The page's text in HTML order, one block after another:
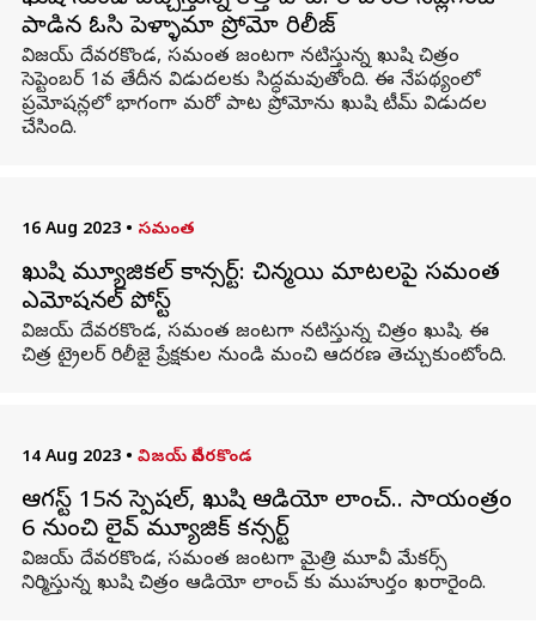
పాడిన ఓసి పెళ్ళామా ప్రోమో రిలీజ్
విజయ్ దేవరకొండ, సమంత జంటగా నటిస్తున్న ఖుషి చిత్రం
సెప్టెంబర్ 1వ తేదీన విడుదలకు సిద్ధమవుతోంది. ఈ నేపథ్యంలో
ప్రమోషన్లలో భాగంగా మరో పాట ప్రోమోను ఖుషి టీమ్ విడుదల
చేసింది.
16 Aug 2023 • సమంత
ఖుషి మ్యూజికల్ కాన్సర్ట్: చిన్మయి మాటలపై సమంత
ఎమోషనల్ పోస్ట్
విజయ్ దేవరకొండ, సమంత జంటగా నటిస్తున్న చిత్రం ఖుషి. ఈ
చిత్ర ట్రైలర్ రిలీజై ప్రేక్షకుల నుండి మంచి ఆదరణ తెచ్చుకుంటోంది.
14 Aug 2023 • విజయ్ దేవరకొండ
ఆగస్ట్ 15న స్పెషల్, ఖుషి ఆడియో లాంచ్.. సాయంత్రం
6 నుంచి లైవ్ మ్యూజిక్ కన్సర్ట్
విజయ్ దేవరకొండ, సమంత జంటగా మైత్రి మూవీ మేకర్స్
నిర్మిస్తున్న ఖుషి చిత్రం ఆడియో లాంచ్ కు ముహుర్తం ఖరారైంది.